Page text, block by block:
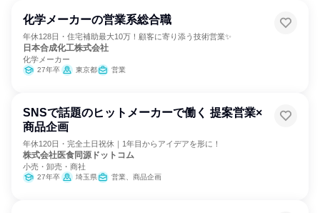
化学メーカーの営業系総合職
年休128日・住宅補助最大10万！顧客に寄り添う技術営業✨
日本合成化工株式会社
化学メーカー
27年卒 東京都 営業
SNSで話題のヒットメーカーで働く 提案営業×
商品企画
年休120日・完全土日祝休｜1年目からアイデアを形に！
株式会社医食同源ドットコム
小売・卸売・商社
27年卒 埼玉県 営業、商品企画